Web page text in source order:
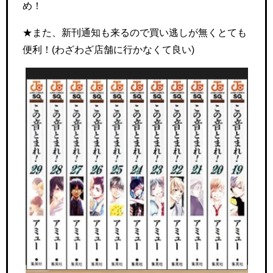
め！
★また、新刊通知も来るので買い逃しが無くとても
便利！(わざわざ店舗に行かなくて良い)